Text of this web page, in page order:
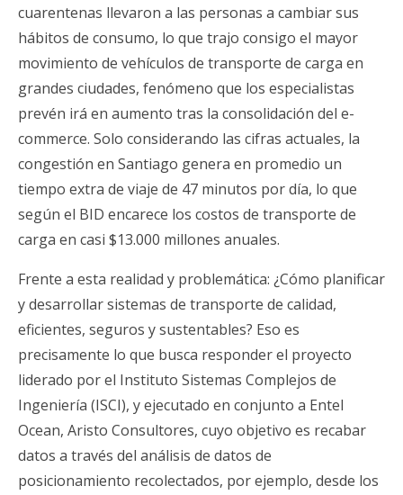
cuarentenas llevaron a las personas a cambiar sus
hábitos de consumo, lo que trajo consigo el mayor
movimiento de vehículos de transporte de carga en
grandes ciudades, fenómeno que los especialistas
prevén irá en aumento tras la consolidación del e-
commerce. Solo considerando las cifras actuales, la
congestión en Santiago genera en promedio un
tiempo extra de viaje de 47 minutos por día, lo que
según el BID encarece los costos de transporte de
carga en casi $13.000 millones anuales.
Frente a esta realidad y problemática: ¿Cómo planificar
y desarrollar sistemas de transporte de calidad,
eficientes, seguros y sustentables? Eso es
precisamente lo que busca responder el proyecto
liderado por el Instituto Sistemas Complejos de
Ingeniería (ISCI), y ejecutado en conjunto a Entel
Ocean, Aristo Consultores, cuyo objetivo es recabar
datos a través del análisis de datos de
posicionamiento recolectados, por ejemplo, desde los